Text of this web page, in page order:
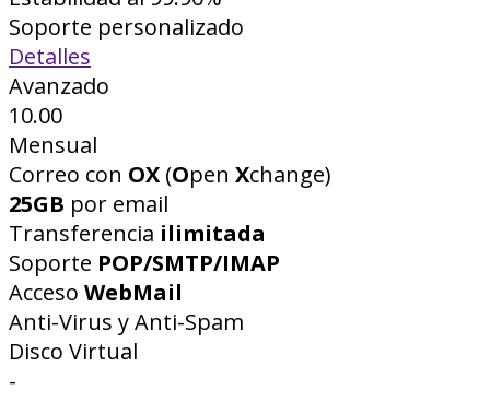
Soporte personalizado
Detalles
Avanzado
10.00
Mensual
Correo con OX (Open Xchange)
25GB por email
Transferencia ilimitada
Soporte POP/SMTP/IMAP
Acceso WebMail
Anti-Virus y Anti-Spam
Disco Virtual
-